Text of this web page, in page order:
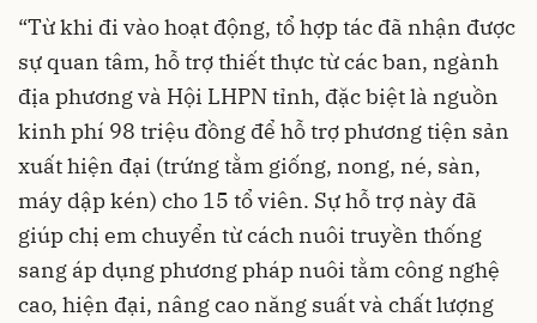
“Từ khi đi vào hoạt động, tổ hợp tác đã nhận được
sự quan tâm, hỗ trợ thiết thực từ các ban, ngành
địa phương và Hội LHPN tỉnh, đặc biệt là nguồn
kinh phí 98 triệu đồng để hỗ trợ phương tiện sản
xuất hiện đại (trứng tằm giống, nong, né, sàn,
máy dập kén) cho 15 tổ viên. Sự hỗ trợ này đã
giúp chị em chuyển từ cách nuôi truyền thống
sang áp dụng phương pháp nuôi tằm công nghệ
cao, hiện đại, nâng cao năng suất và chất lượng